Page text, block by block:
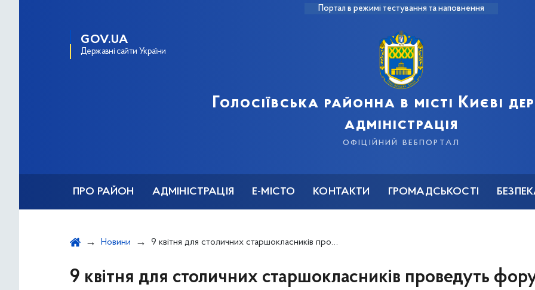
Портал в режимі тестування та наповнення
GOV.UA
Державні сайти України
Голосіївська районна в місті Києві
адміністрація
офіційний вебпортал
ПРО РАЙОН АДМІНІСТРАЦІЯ Е-МІСТО КОНТАКТИ ГРОМАДСЬКОСТІ
Новини 9 квітня для столичних старшокласників проведуть форум «ПроПрофесії Вікенд»
9 квітня для столичних старшокласників проведуть